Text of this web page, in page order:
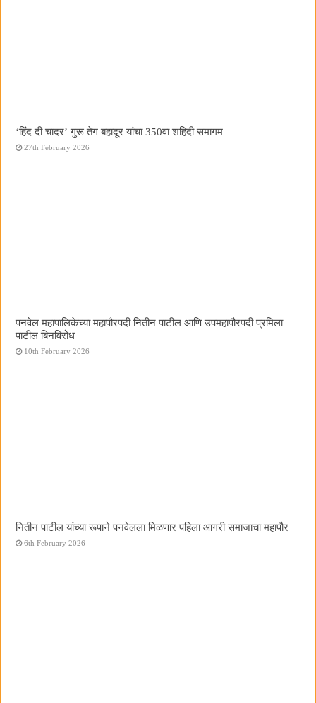
‘हिंद दी चादर’ गुरू तेग बहादूर यांचा 350वा शहिदी समागम
27th February 2026
पनवेल महापालिकेच्या महापौरपदी नितीन पाटील आणि उपमहापौरपदी प्रमिला
पाटील बिनविरोध
10th February 2026
नितीन पाटील यांच्या रूपाने पनवेलला मिळणार पहिला आगरी समाजाचा महापौर
6th February 2026